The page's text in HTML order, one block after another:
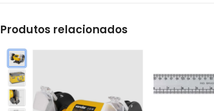
Produtos relacionados